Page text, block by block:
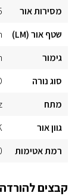
מסירות אור
שטף אור (LM)
גימור
סוג נורה
מתח
גוון אור
רמת אטימות
קבצים להורדה